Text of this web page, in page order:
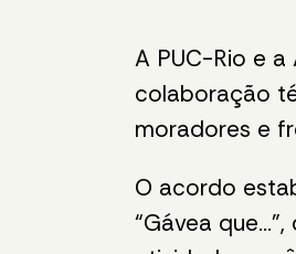
A PUC-Rio e
colaboração
moradores e
O acordo
“Gávea